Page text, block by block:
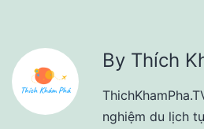
By Thích
nghiệm du lịch